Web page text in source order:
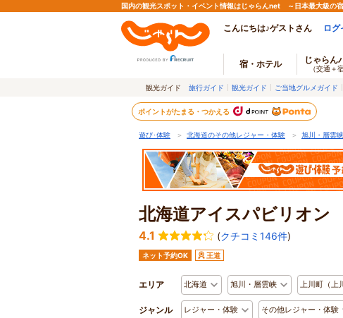
国内の観光スポット・イベント情報はじゃらんnet ～日本最大級の
こんにちは♪ゲストさん ログ
宿・ホテル じゃらん
（交通＋
観光ガイド 旅行ガイド 観光ガイド ご当地グルメガイド
ポイントがたまる・つかえる
遊び･体験 ＞ 北海道のその他レジャー・体験 ＞ 旭川・層雲
北海道アイスパビリオン
4.1 (クチコミ146件)
ネット予約OK 王道
エリア 北海道 旭川・層雲峡 上川町（上
ジャンル レジャー・体験 その他レジャー・体験